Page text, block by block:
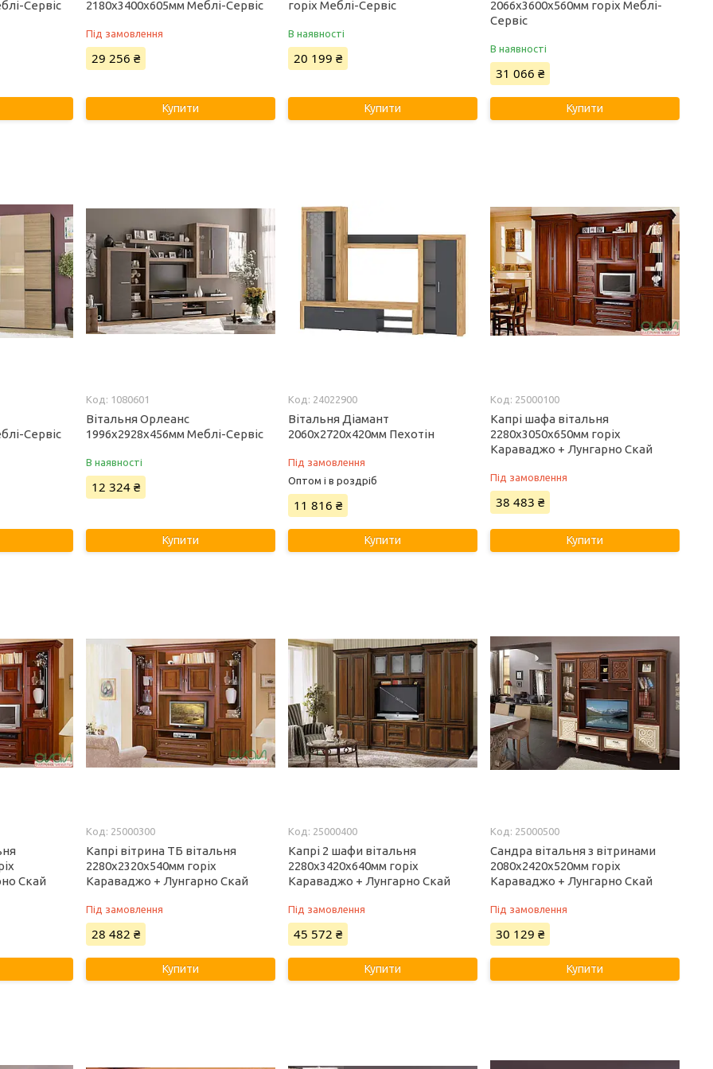
Сервіс 2180х3400х605мм Меблі-Сервіс
Під замовлення
29 256 ₴
Купити
горіх Меблі-Сервіс
В наявності
20 199 ₴
Купити
2066х3600х560мм горіх Меблі-
Сервіс
В наявності
31 066 ₴
Купити
Сервіс
1080601
Вітальня Орлеанс
1996х2928х456мм Меблі-Сервіс
В наявності
12 324 ₴
Купити
24022900
Вітальня Діамант
2060х2720х420мм Пехотін
Під замовлення
Оптом і в роздріб
11 816 ₴
Купити
25000100
Капрі шафа вітальня
2280х3050х650мм горіх
Караваджо + Лунгарно Скай
Під замовлення
38 483 ₴
Купити
Скай
25000300
Капрі вітрина ТБ вітальня
2280х2320х540мм горіх
Караваджо + Лунгарно Скай
Під замовлення
28 482 ₴
Купити
25000400
Капрі 2 шафи вітальня
2280х3420х640мм горіх
Караваджо + Лунгарно Скай
Під замовлення
45 572 ₴
Купити
25000500
Сандра вітальня з вітринами
2080х2420х520мм горіх
Караваджо + Лунгарно Скай
Під замовлення
30 129 ₴
Купити